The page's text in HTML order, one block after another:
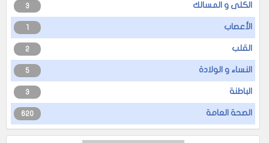
الكلى و المسالك 3
الأعصاب 1
القلب 2
النساء و الولادة 5
الباطنة 3
الصحة العامة 620